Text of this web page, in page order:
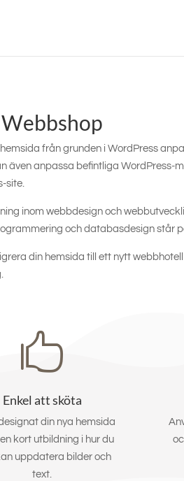
från grunden i WordPress
även anpassa befintliga WordPress-
site.
inom webbdesign och
och databasdesign står
din hemsida till ett nytt

Enkel att sköta
din nya hemsida
kort utbildning i hur du
uppdatera bilder och
text.